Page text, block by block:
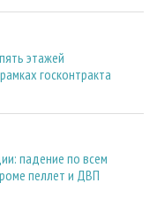
этажей
госконтракта
падение по всем
пеллет и ДВП